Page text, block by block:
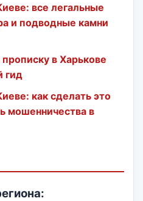
все легальные
и подводные камни
в Харькове
гид
как сделать это
мошенничества в